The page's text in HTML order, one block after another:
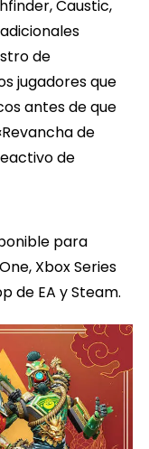
Caustic,
de
jugadores que
antes de que
de
de
para
Xbox Series
de EA y Steam.